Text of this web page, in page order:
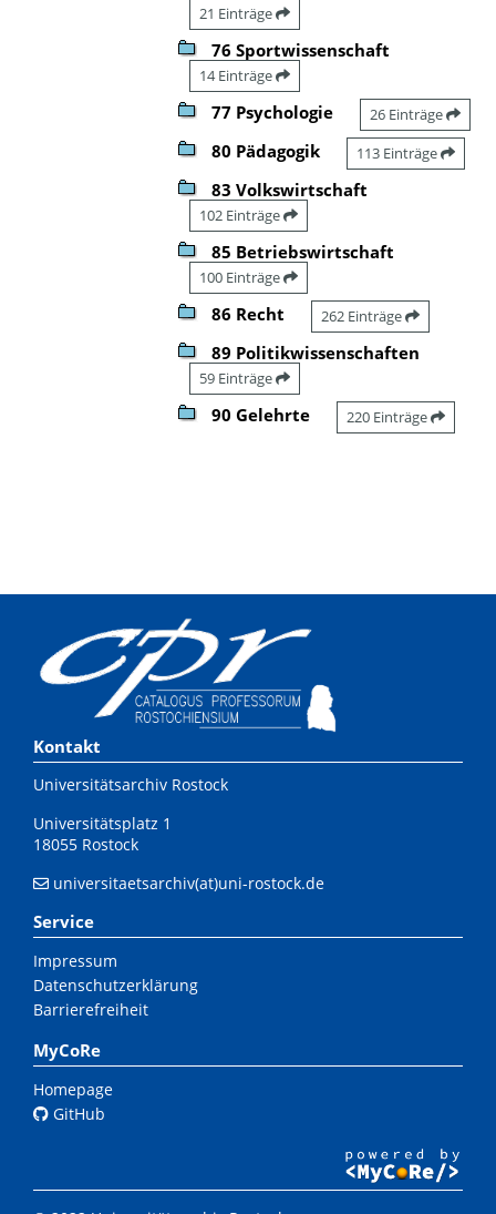
21 Einträge
76 Sportwissenschaft
14 Einträge
77 Psychologie 26 Einträge
80 Pädagogik 113 Einträge
83 Volkswirtschaft
102 Einträge
85 Betriebswirtschaft
100 Einträge
86 Recht 262 Einträge
89 Politikwissenschaften
59 Einträge
90 Gelehrte 220 Einträge
Kontakt
Universitätsarchiv Rostock
Universitätsplatz 1
18055 Rostock
universitaetsarchiv(at)uni-rostock.de
Service
Impressum
Datenschutzerklärung
Barrierefreiheit
MyCoRe
Homepage
GitHub